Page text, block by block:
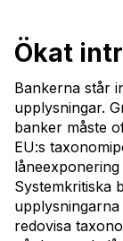
Ökat
Bankerna står
upplysningar.
banker måste
EU:s
Systemkritiska
redovisa